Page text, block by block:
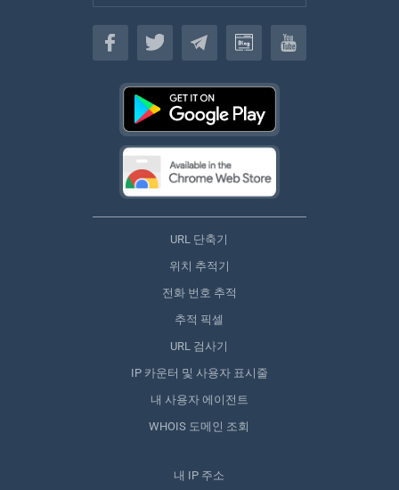
한국인
URL 단축기
위치 추적기
전화 번호 추적
추적 픽셀
URL 검사기
IP 카운터 및 사용자 표시줄
내 사용자 에이전트
WHOIS 도메인 조회
내 IP 주소